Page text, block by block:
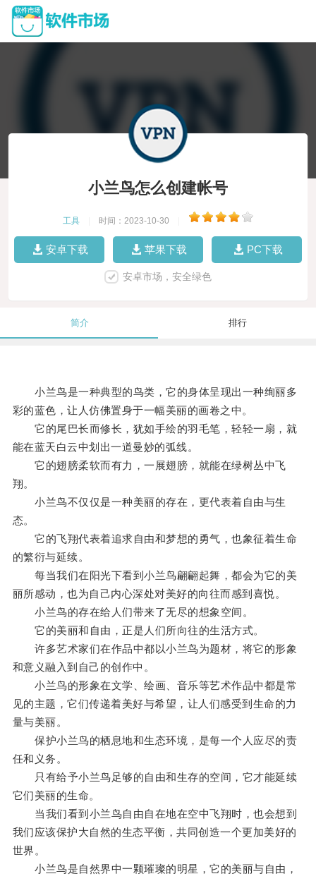
小兰鸟怎么创建帐号
工具 时间：2023-10-30
安卓下载 苹果下载 PC下载
安卓市场，安全绿色
简介 排行
小兰鸟是一种典型的鸟类，它的身体呈现出一种绚丽多
彩的蓝色，让人仿佛置身于一幅美丽的画卷之中。
它的尾巴长而修长，犹如手绘的羽毛笔，轻轻一扇，就
能在蓝天白云中划出一道曼妙的弧线。
它的翅膀柔软而有力，一展翅膀，就能在绿树丛中飞
翔。
小兰鸟不仅仅是一种美丽的存在，更代表着自由与生
态。
它的飞翔代表着追求自由和梦想的勇气，也象征着生命
的繁衍与延续。
每当我们在阳光下看到小兰鸟翩翩起舞，都会为它的美
丽所感动，也为自己内心深处对美好的向往而感到喜悦。
小兰鸟的存在给人们带来了无尽的想象空间。
它的美丽和自由，正是人们所向往的生活方式。
许多艺术家们在作品中都以小兰鸟为题材，将它的形象
和意义融入到自己的创作中。
小兰鸟的形象在文学、绘画、音乐等艺术作品中都是常
见的主题，它们传递着美好与希望，让人们感受到生命的力
量与美丽。
保护小兰鸟的栖息地和生态环境，是每一个人应尽的责
任和义务。
只有给予小兰鸟足够的自由和生存的空间，它才能延续
它们美丽的生命。
当我们看到小兰鸟自由自在地在空中飞翔时，也会想到
我们应该保护大自然的生态平衡，共同创造一个更加美好的
世界。
小兰鸟是自然界中一颗璀璨的明星，它的美丽与自由，